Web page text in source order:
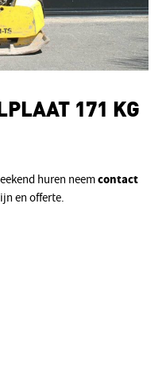
171 KG
huren neemcontact
en offerte.